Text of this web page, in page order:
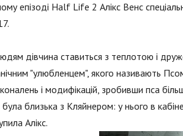
епізоді Half Life 2 Алікс Венс
дівчина ставиться з теплотою і
"улюбленцем", якого називають
і модифікацій, зробивши пса
близька з Кляйнером: у нього в
Алікс.